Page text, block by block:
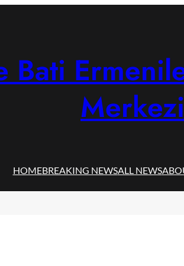
Bati
Merkezi
HOMEBREAKING NEWSALL NEWS